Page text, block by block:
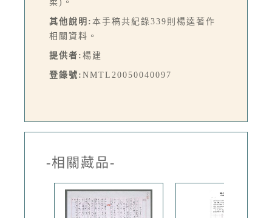
柔)。
其他說明: 本手稿共紀錄339則楊逵著作
相關資料。
提供者: 楊建
登錄號: NMTL20050040097
-相關藏品-